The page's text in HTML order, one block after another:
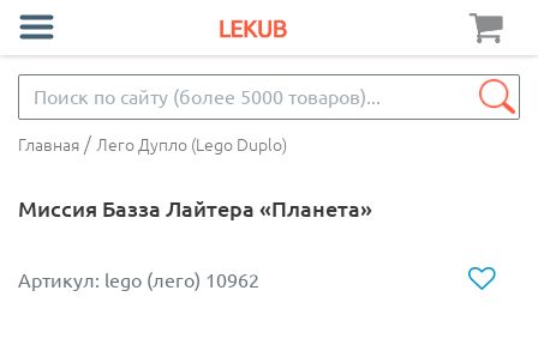
Главная / Лего Дупло (Lego Duplo)
Миссия Базза Лайтера «Планета»
Артикул: lego (лего) 10962